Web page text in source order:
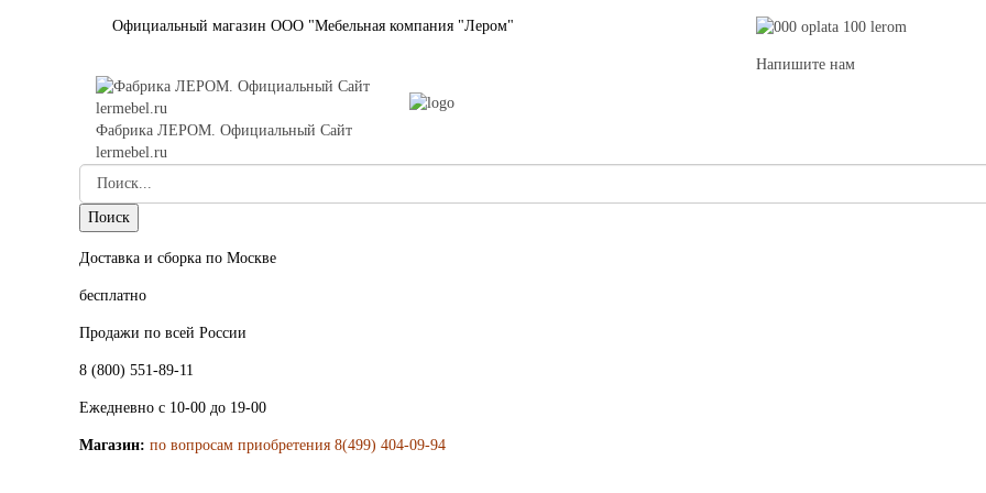
Официальный магазин ООО "Мебельная компания "Лером"
Напишите нам
Фабрика ЛЕРОМ. Официальный Сайт
lermebel.ru
Доставка и сборка по Москве
бесплатно
Продажи по всей России
8 (800) 551-89-11
Ежедневно с 10-00 до 19-00
Магазин: по вопросам приобретения 8(499) 404-09-94